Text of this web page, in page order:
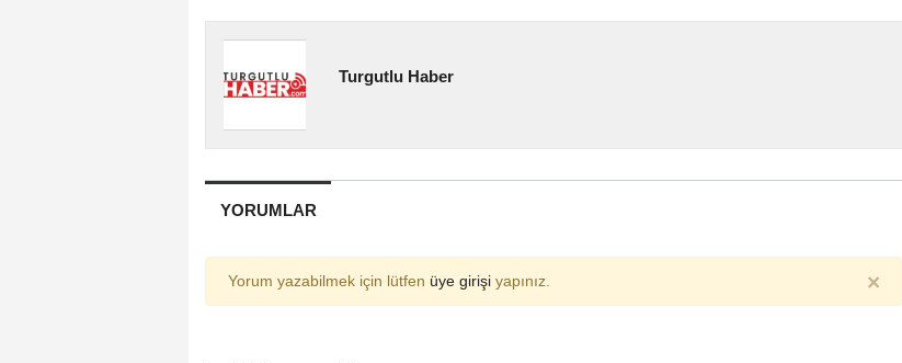
Turgutlu Haber
YORUMLAR
Yorum yazabilmek için lütfen üye girişi yapınız. ×